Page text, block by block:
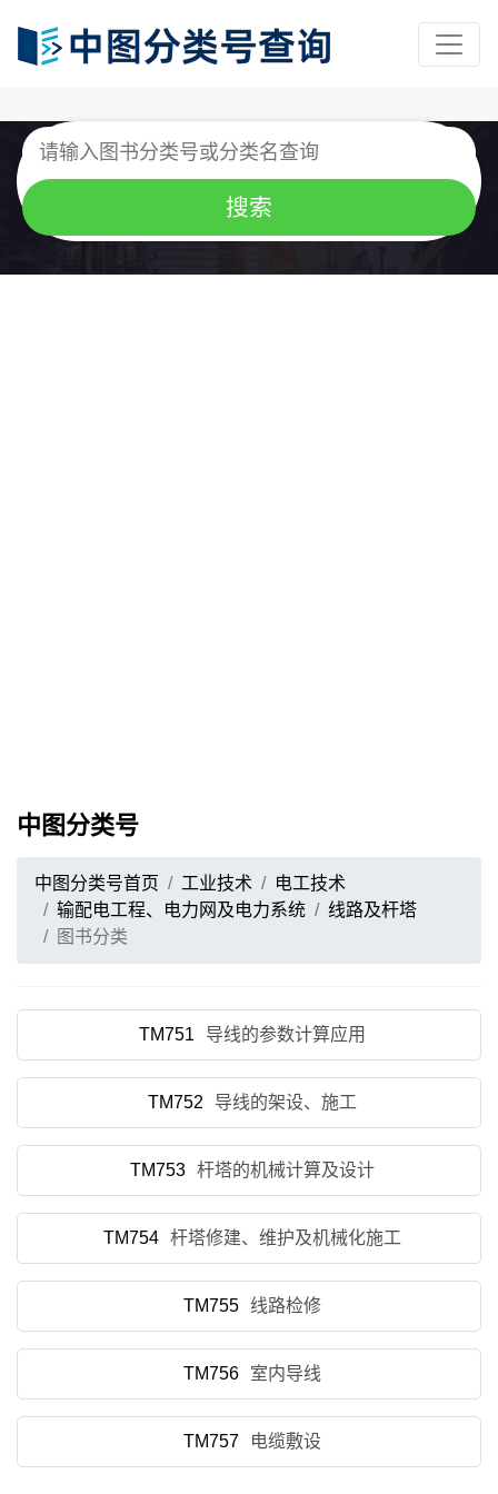
中图分类号
中图分类号首页 工业技术
电工技术
输配电工程、电力网及电力系统
线路及杆塔
图书分类
TM751 导线的参数计算应用
TM752 导线的架设、施工
TM753 杆塔的机械计算及设计
TM754 杆塔修建、维护及机械化施工
TM755 线路检修
TM756 室内导线
TM757 电缆敷设